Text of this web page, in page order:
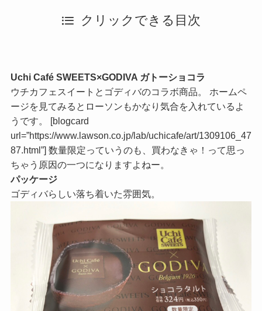
クリックできる目次
Uchi Café SWEETS×GODIVA ガトーショコラ
ウチカフェスイートとゴディバのコラボ商品。 ホームペ
ージを見てみるとローソンもかなり気合を入れているよ
うです。 [blogcard
url=”https://www.lawson.co.jp/lab/uchicafe/art/1309106_47
87.html”] 数量限定っていうのも、買わなきゃ！って思っ
ちゃう原因の一つになりますよねー。
パッケージ
ゴディバらしい落ち着いた雰囲気。